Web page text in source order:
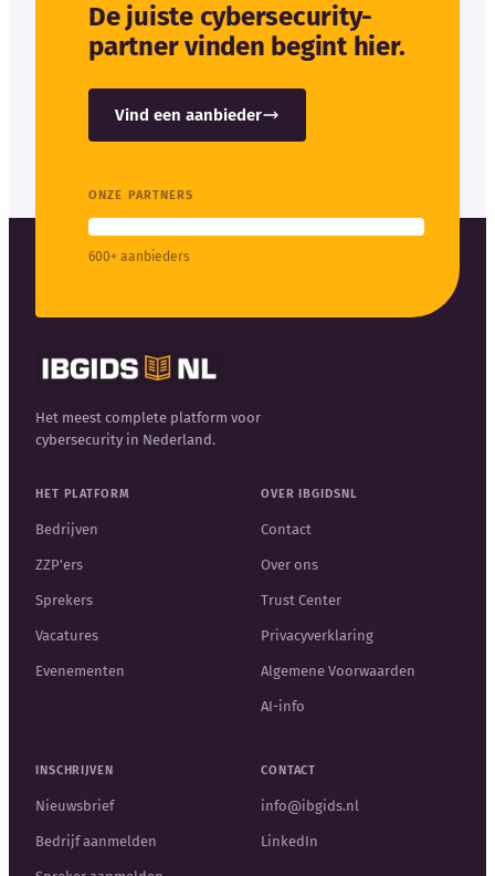
De juiste cybersecurity-
partner vinden begint hier.
Vind een aanbieder
ONZE PARTNERS
600+ aanbieders
Het meest complete platform voor
cybersecurity in Nederland.
HET PLATFORM
Bedrijven
ZZP'ers
Sprekers
Vacatures
Evenementen
OVER IBGIDSNL
Contact
Over ons
Trust Center
Privacyverklaring
Algemene Voorwaarden
AI-info
INSCHRIJVEN
Nieuwsbrief
Bedrijf aanmelden
CONTACT
info@ibgids.nl
LinkedIn